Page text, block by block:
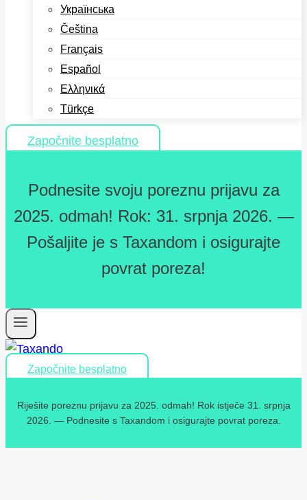
Українська
Čeština
Français
Español
Ελληνικά
Türkçe
Započnite besplatno
Podnesite svoju poreznu prijavu za
2025. odmah! Rok: 31. srpnja 2026. —
Pošaljite je s Taxandom i osigurajte
povrat poreza!
Započnite besplatno
Riješite poreznu prijavu za 2025. odmah! Rok istječe 31. srpnja
2026. — Podnesite s Taxandom i osigurajte povrat poreza.